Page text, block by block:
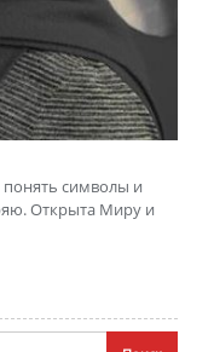
символы и
Открыта Миру и